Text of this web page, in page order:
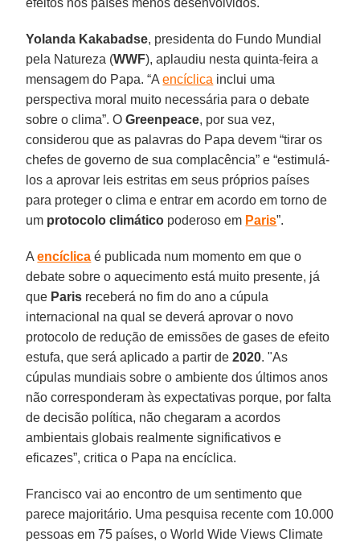
Yolanda Kakabadse, presidenta do Fundo Mundial
pela Natureza (WWF), aplaudiu nesta quinta-feira a
mensagem do Papa. “Aencíclica inclui uma
perspectiva moral muito necessária para o debate
sobre o clima”. OGreenpeace, por sua vez,
considerou que as palavras do Papa devem “tirar os
chefes de governo de sua complacência” e “estimulá-
los a aprovar leis estritas em seus próprios países
para proteger o clima e entrar em acordo em torno de
um protocolo climático poderoso em Paris”.
Aencíclica é publicada num momento em que o
debate sobre o aquecimento está muito presente, já
que Paris receberá no fim do ano a cúpula
internacional na qual se deverá aprovar o novo
protocolo de redução de emissões de gases de efeito
estufa, que será aplicado a partir de2020. "As
cúpulas mundiais sobre o ambiente dos últimos anos
não corresponderam às expectativas porque, por falta
de decisão política, não chegaram a acordos
ambientais globais realmente significativos e
eficazes”, critica o Papa na encíclica.
Francisco vai ao encontro de um sentimento que
parece majoritário. Uma pesquisa recente com 10.000
pessoas em 75 países, o World Wide Views Climate